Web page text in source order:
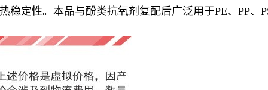
稳定性。本品与酚类抗氧剂复配后广泛用于PE、PP、